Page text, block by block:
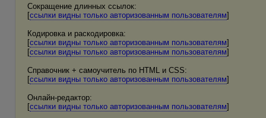
Сокращение длинных ссылок:
[ссылки видны только авторизованным пользователям]
Кодировка и раскодировка:
[ссылки видны только авторизованным пользователям]
[ссылки видны только авторизованным пользователям]
Справочник + самоучитель по HTML и CSS:
[ссылки видны только авторизованным пользователям]
Онлайн-редактор:
[ссылки видны только авторизованным пользователям]